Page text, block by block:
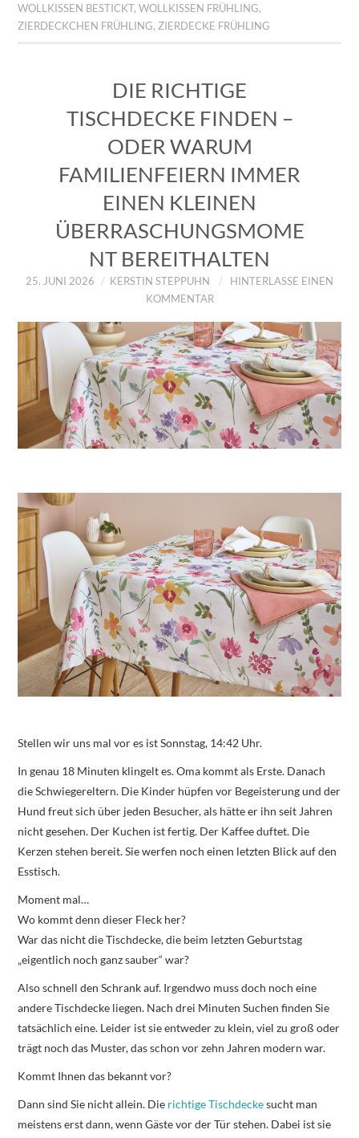
WOLLKISSEN BESTICKT,WOLLKISSEN FRÜHLING,
ZIERDECKCHEN FRÜHLING, ZIERDECKE FRÜHLING
DIE RICHTIGE
TISCHDECKE FINDEN –
ODER WARUM
FAMILIENFEIERN IMMER
EINEN KLEINEN
ÜBERRASCHUNGSMOME
NT BEREITHALTEN
25. JUNI 2026 KERSTIN STEPPUHN
HINTERLASSE EINEN
KOMMENTAR
Stellen wir uns mal vor es ist Sonnstag, 14:42 Uhr.
In genau 18 Minuten klingelt es. Oma kommt als Erste. Danach
die Schwiegereltern. Die Kinder hüpfen vor Begeisterung und der
Hund freut sich über jeden Besucher, als hätte er ihn seit Jahren
nicht gesehen. Der Kuchen ist fertig. Der Kaffee duftet. Die
Kerzen stehen bereit. Sie werfen noch einen letzten Blick auf den
Esstisch.
Moment mal…
Wo kommt denn dieser Fleck her?
War das nicht die Tischdecke, die beim letzten Geburtstag
„eigentlich noch ganz sauber“ war?
Also schnell den Schrank auf. Irgendwo muss doch noch eine
andere Tischdecke liegen. Nach drei Minuten Suchen finden Sie
tatsächlich eine. Leider ist sie entweder zu klein, viel zu groß oder
trägt noch das Muster, das schon vor zehn Jahren modern war.
Kommt Ihnen das bekannt vor?
Dann sind Sie nicht allein. Die richtige Tischdeckesucht man
meistens erst dann, wenn Gäste vor der Tür stehen. Dabei ist sie